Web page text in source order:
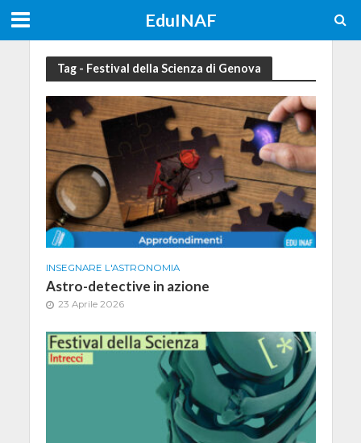
EduINAF
Tag - Festival della Scienza di Genova
INSEGNARE L'ASTRONOMIA
Astro-detective in azione
23 Aprile 2026